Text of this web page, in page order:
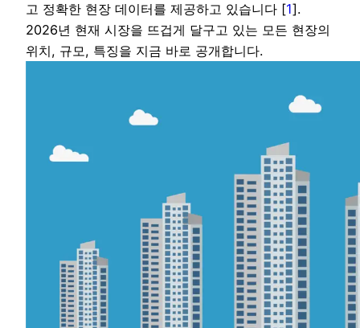
고 정확한 현장 데이터를 제공하고 있습니다 [1].
2026년 현재 시장을 뜨겁게 달구고 있는 모든 현장의
위치, 규모, 특징을 지금 바로 공개합니다.